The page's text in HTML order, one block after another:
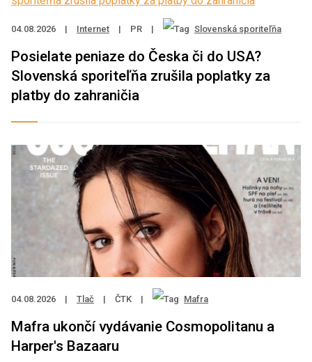
04.08.2026 | Internet | PR | Slovenská sporiteľňa
Posielate peniaze do Česka či do USA?
Slovenská sporiteľňa zrušila poplatky za
platby do zahraničia
04.08.2026 | Tlač | ČTK | Mafra
Mafra ukončí vydávanie Cosmopolitanu a
Harper's Bazaaru